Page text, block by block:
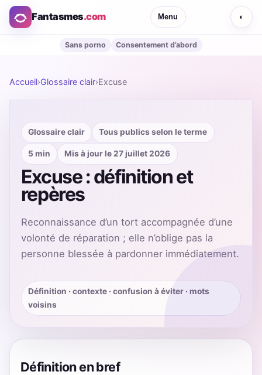
Fantasmes.com Menu ◐
Sans porno Consentement d’abord
Accueil›Glossaire clair›Excuse
Glossaire clair Tous publics selon le terme
5 min Mis à jour le 27 juillet 2026
Excuse : définition et
repères
Reconnaissance d’un tort accompagnée d’une
volonté de réparation ; elle n’oblige pas la
personne blessée à pardonner immédiatement.
Définition · contexte · confusion à éviter · mots
voisins
Définition en bref